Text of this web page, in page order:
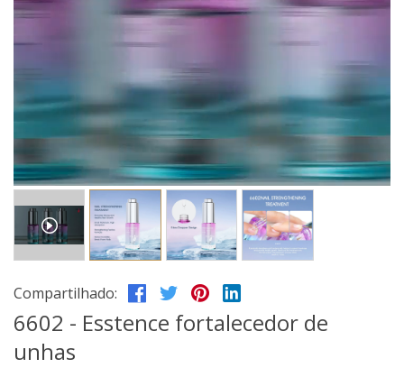
Compartilhado:
6602 - Esstence fortalecedor de
unhas